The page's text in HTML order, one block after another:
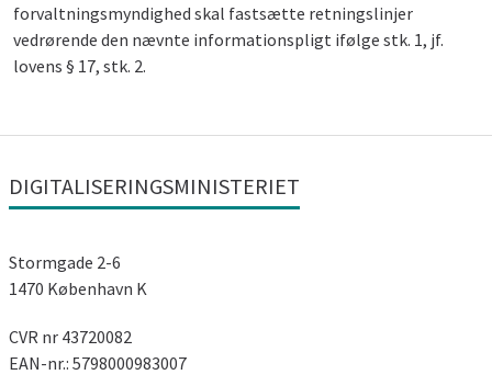
forvaltningsmyndighed skal fastsætte retningslinjer
vedrørende den nævnte informationspligt ifølge stk. 1, jf.
lovens § 17, stk. 2.
DIGITALISERINGSMINISTERIET
Stormgade 2-6
1470 København K
CVR nr 43720082
EAN-nr.: 5798000983007